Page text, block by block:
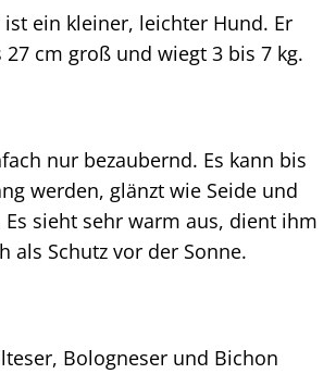
ist ein kleiner, leichter Hund. Er
cm groß und wiegt 3 bis 7 kg.
nur bezaubernd. Es kann bis
werden, glänzt wie Seide und
sieht sehr warm aus, dient ihm
als Schutz vor der Sonne.
Bologneser und Bichon